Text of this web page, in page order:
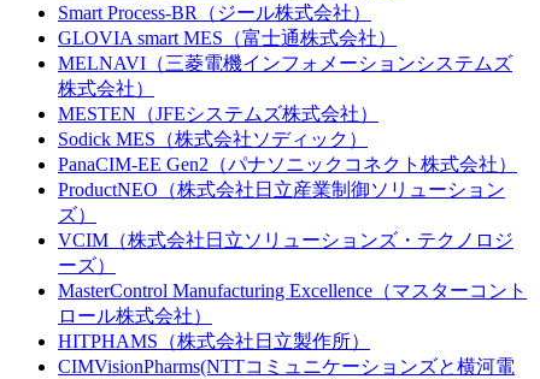
Smart Process-BR（ジール株式会社）
GLOVIA smart MES（富士通株式会社）
MELNAVI（三菱電機インフォメーションシステムズ
株式会社）
MESTEN（JFEシステムズ株式会社）
Sodick MES（株式会社ソディック）
PanaCIM-EE Gen2（パナソニックコネクト株式会社）
ProductNEO（株式会社日立産業制御ソリューション
ズ）
VCIM（株式会社日立ソリューションズ・テクノロジ
ーズ）
MasterControl Manufacturing Excellence（マスターコント
ロール株式会社）
HITPHAMS（株式会社日立製作所）
CIMVisionPharms(NTTコミュニケーションズと横河電